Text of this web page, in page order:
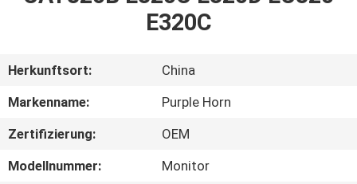
UNS
AUSFLUG
E320C
Herkunftsort:
China
Markenname:
Purple Horn
Zertifizierung:
OEM
Modellnummer:
Monitor